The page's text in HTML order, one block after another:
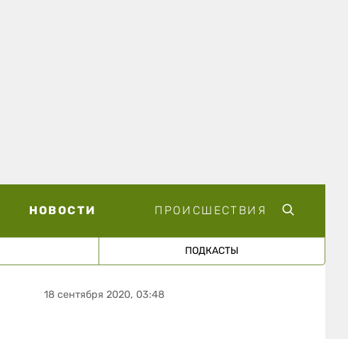
НОВОСТИ ПРОИСШЕСТВИЯ
ПОДКАСТЫ
18 сентября 2020, 03:48